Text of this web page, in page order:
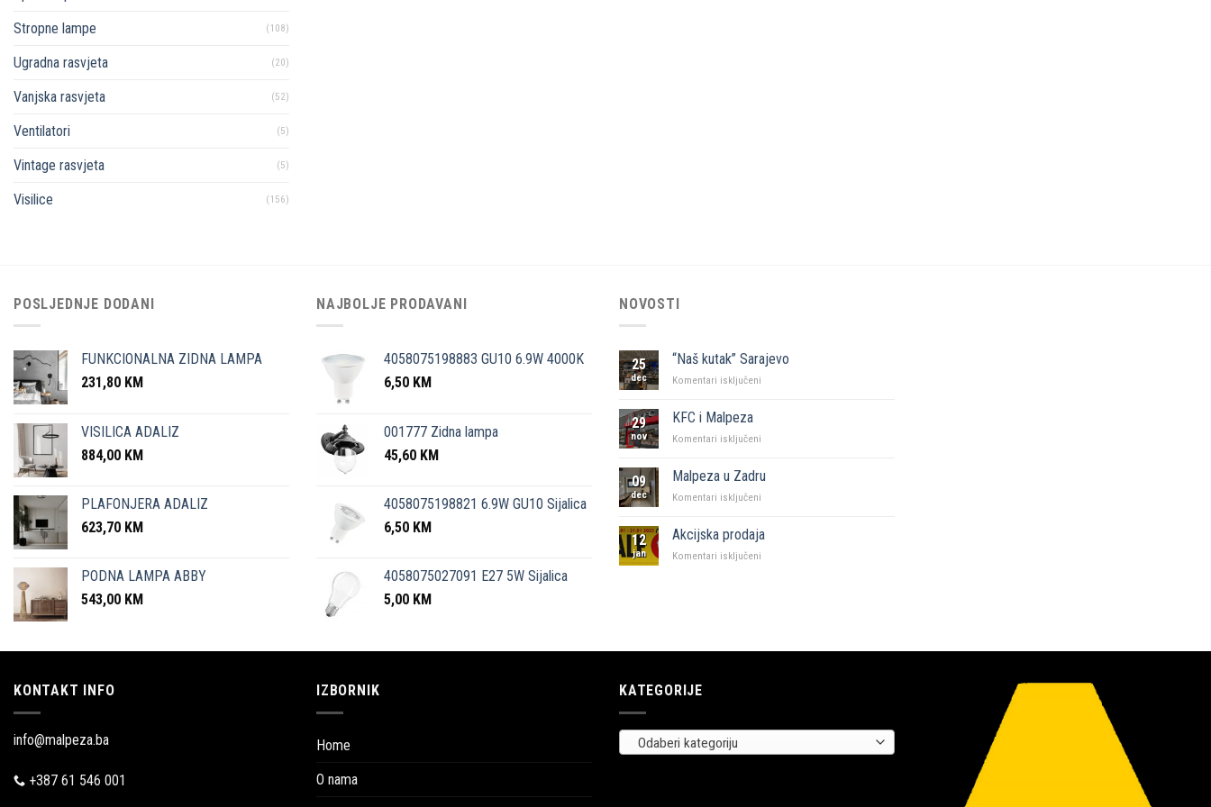
Stropne lampe
(108)
Ugradna rasvjeta (20)
Vanjska rasvjeta (52)
Ventilatori (5)
Vintage rasvjeta (5)
Visilice (156)
POSLJEDNJE DODANI
FUNKCIONALNA ZIDNA LAMPA
231,80 KM
VISILICA ADALIZ
884,00 KM
PLAFONJERA ADALIZ
623,70 KM
PODNA LAMPA ABBY
543,00 KM
NAJBOLJE PRODAVANI
4058075198883 GU10 6.9W 4000K
6,50 KM
001777 Zidna lampa
45,60 KM
4058075198821 6.9W GU10 Sijalica
6,50 KM
4058075027091 E27 5W Sijalica
5,00 KM
NOVOSTI
25
dec
“Naš kutak” Sarajevo
Komentari isključeni
29
nov
KFC i Malpeza
Komentari isključeni
Malpeza
09
dec
Malpeza u Zadru
Komentari isključeni
Zadru
12
jan
Akcijska prodaja
Komentari isključeni
KONTAKT INFO
info@malpeza.ba
+387 61 546 001
IZBORNIK
Home
O nama
KATEGORIJE
Odaberi kategoriju